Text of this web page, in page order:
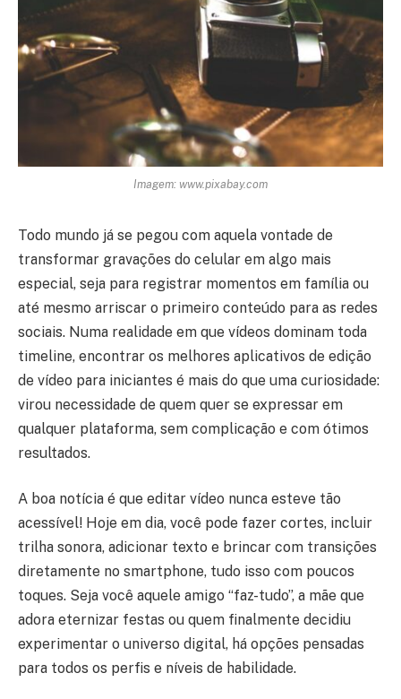
Imagem: www.pixabay.com
Todo mundo já se pegou com aquela vontade de
transformar gravações do celular em algo mais
especial, seja para registrar momentos em família ou
até mesmo arriscar o primeiro conteúdo para as redes
sociais. Numa realidade em que vídeos dominam toda
timeline, encontrar os melhores aplicativos de edição
de vídeo para iniciantes é mais do que uma curiosidade:
virou necessidade de quem quer se expressar em
qualquer plataforma, sem complicação e com ótimos
resultados.
A boa notícia é que editar vídeo nunca esteve tão
acessível! Hoje em dia, você pode fazer cortes, incluir
trilha sonora, adicionar texto e brincar com transições
diretamente no smartphone, tudo isso com poucos
toques. Seja você aquele amigo “faz-tudo”, a mãe que
adora eternizar festas ou quem finalmente decidiu
experimentar o universo digital, há opções pensadas
para todos os perfis e níveis de habilidade.